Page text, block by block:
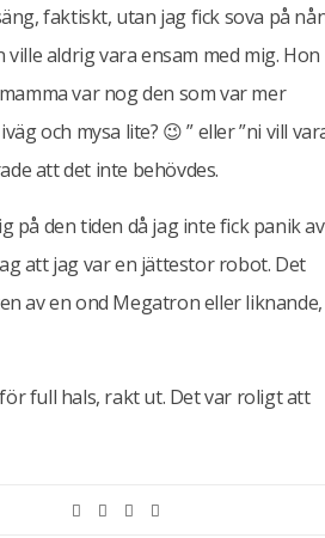
faktiskt, utan jag fick sova på
aldrig vara ensam med mig. Hon
var nog den som var mer
och mysa lite? 😉 ” eller ”ni vill
att det inte behövdes.
på den tiden då jag inte fick panik av
att jag var en jättestor robot. Det
av en ond Megatron eller liknande,
full hals, rakt ut. Det var roligt att